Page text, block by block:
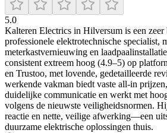
5.0
Kalteren Electrics in Hilversum is een zeer
professionele elektrotechnische specialist,
meterkastvernieuwing en
consistent extreem hoog (4.9–5) op
en Trustoo, met lovende, gedetailleerde
werkende vakman biedt vaste all‑in
duidelijke communicatie en werkt met
volgens de nieuwste veiligheidsnormen.
reactie en nette, veilige afwerking—een
duurzame elektrische oplossingen thuis.